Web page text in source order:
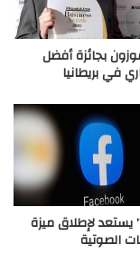
بجائزة أفضل
في بريطانيا
لإطلاق ميزة
الصوتية